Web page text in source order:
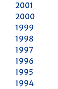
2001
2000
1999
1998
1997
1996
1995
1994